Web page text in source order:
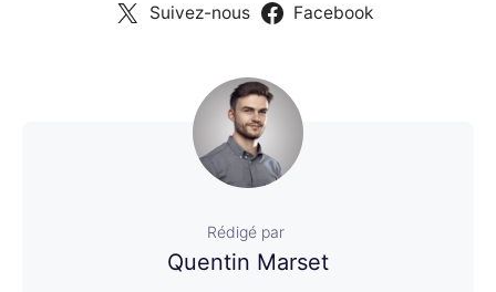
Suivez-nous Facebook
Rédigé par
Quentin Marset